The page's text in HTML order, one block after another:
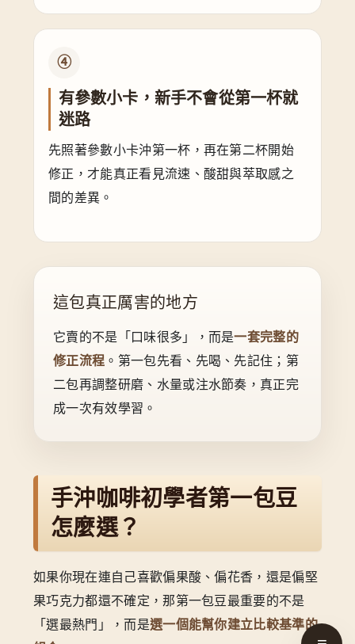
④
有參數小卡，新手不會從第一杯就
迷路
先照著參數小卡沖第一杯，再在第二杯開始
修正，才能真正看見流速、酸甜與萃取感之
間的差異。
這包真正厲害的地方
它賣的不是「口味很多」，而是一套完整的
修正流程 。第一包先看、先喝、先記住；第
二包再調整研磨、水量或注水節奏，真正完
成一次有效學習。
手沖咖啡初學者第一包豆
怎麼選？
如果你現在連自己喜歡偏果酸、偏花香，還是偏堅
果巧克力都還不確定，那第一包豆最重要的不是
「選最熱門」，而是選一個能幫你建立比較基準的